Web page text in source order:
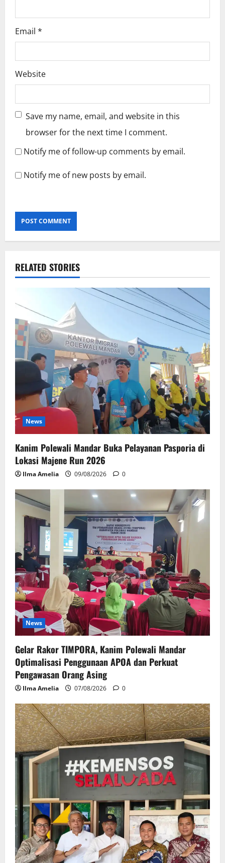
Email *
Website
Save my name, email, and website in this
browser for the next time I comment.
Notify me of follow-up comments by email.
Notify me of new posts by email.
RELATED STORIES
News
Kanim Polewali Mandar Buka Pelayanan Pasporia di
Lokasi Majene Run 2026
Ilma Amelia 09/08/2026 0
News
Gelar Rakor TIMPORA, Kanim Polewali Mandar
Optimalisasi Penggunaan APOA dan Perkuat
Pengawasan Orang Asing
Ilma Amelia 07/08/2026 0